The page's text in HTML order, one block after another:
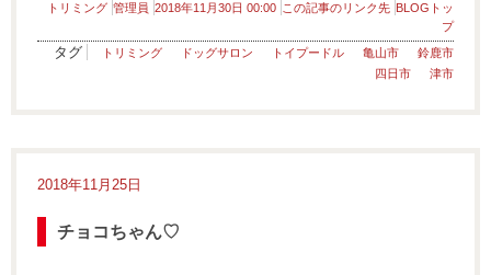
トリミング 管理員 2018年11月30日 00:00 この記事のリンク先 BLOGトッ
プ
タグ トリミング ドッグサロン トイプードル 亀山市
鈴鹿市
四日市
津市
2018年11月25日
チョコちゃん♡